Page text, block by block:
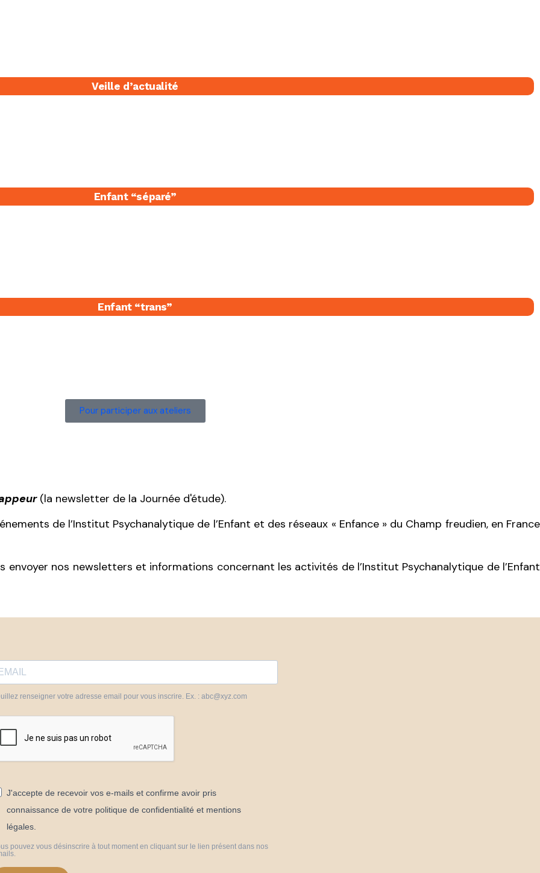
Veille d’actualité
Enfant “séparé​”
Enfant “trans”
Pour participer aux ateliers
(la newsletter de la Journée d'étude).
de l’Institut Psychanalytique de l’Enfant et des réseaux « Enfance » du Champ freudien, en France
nos newsletters et informations concernant les activités de l’Institut Psychanalytique de l’Enfant
renseigner votre adresse email pour vous inscrire. Ex. : abc@xyz.com
J'accepte de recevoir vos e-mails et confirme avoir pris
connaissance de votre politique de confidentialité et mentions
légales.
pouvez vous désinscrire à tout moment en cliquant sur le lien présent dans nos